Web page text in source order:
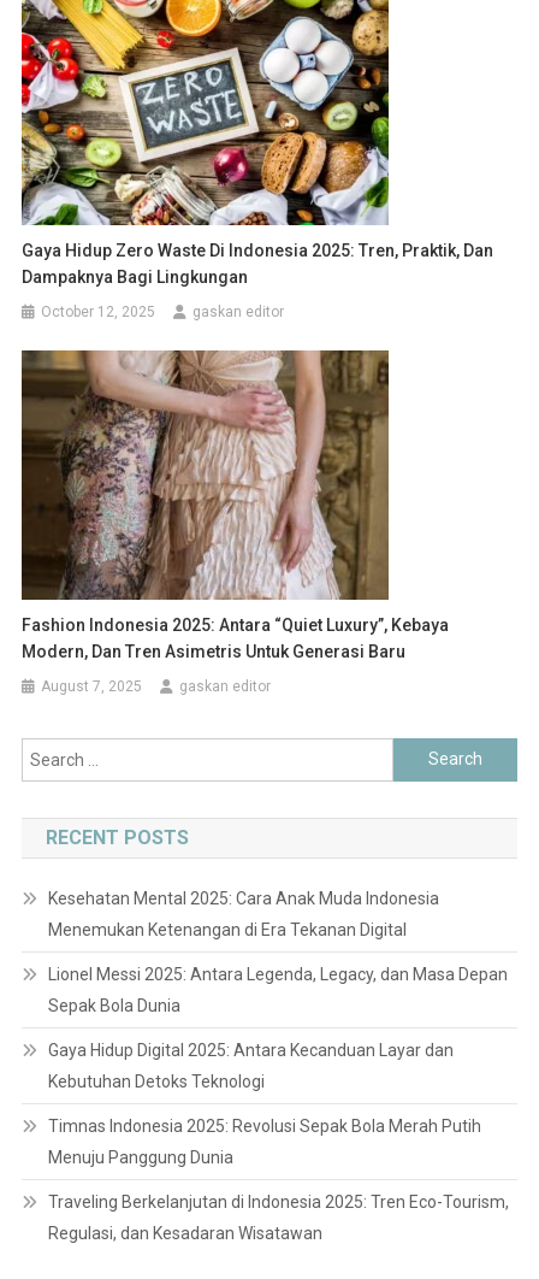
Gaya Hidup Zero Waste Di Indonesia 2025: Tren, Praktik, Dan
Dampaknya Bagi Lingkungan
October 12, 2025 gaskan editor
Fashion Indonesia 2025: Antara “Quiet Luxury”, Kebaya
Modern, Dan Tren Asimetris Untuk Generasi Baru
August 7, 2025 gaskan editor
Search
for:
RECENT POSTS
Kesehatan Mental 2025: Cara Anak Muda Indonesia
Menemukan Ketenangan di Era Tekanan Digital
Lionel Messi 2025: Antara Legenda, Legacy, dan Masa Depan
Sepak Bola Dunia
Gaya Hidup Digital 2025: Antara Kecanduan Layar dan
Kebutuhan Detoks Teknologi
Timnas Indonesia 2025: Revolusi Sepak Bola Merah Putih
Menuju Panggung Dunia
Traveling Berkelanjutan di Indonesia 2025: Tren Eco-Tourism,
Regulasi, dan Kesadaran Wisatawan